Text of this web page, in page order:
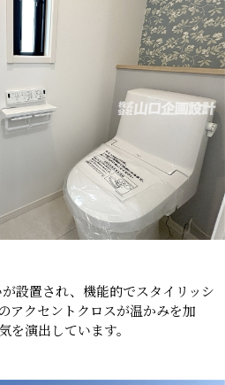
設置され、機能的でスタイリッシ
アクセントクロスが温かみを加
を演出しています。